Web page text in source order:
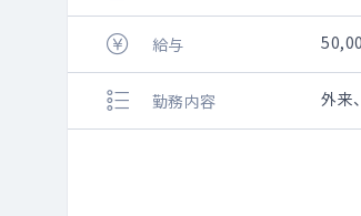
給与
勤務内容 外来